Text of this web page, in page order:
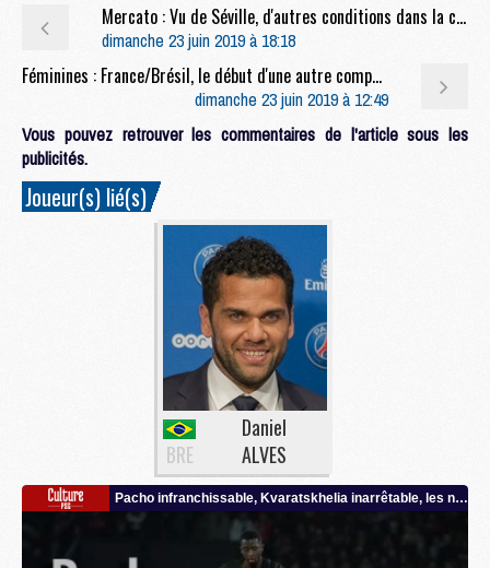
Mercato : Vu de Séville, d'autres conditions dans la clause de Sarabia
dimanche 23 juin 2019 à 18:18
Féminines : France/Brésil, le début d'une autre compétition
dimanche 23 juin 2019 à 12:49
Vous pouvez retrouver les commentaires de l'article sous les
publicités.
Joueur(s) lié(s)
BRE
Daniel
ALVES